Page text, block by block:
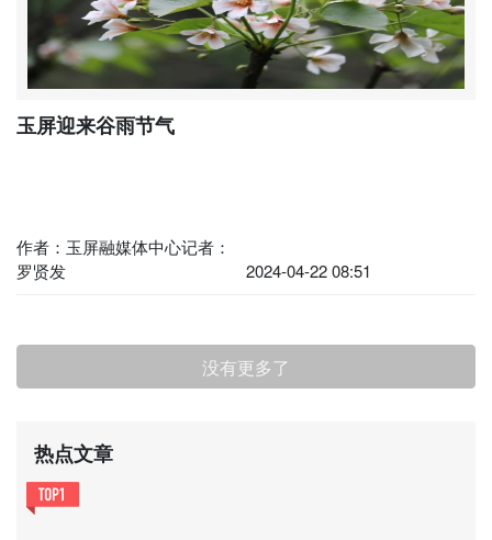
玉屏迎来谷雨节气
作者：玉屏融媒体中心记者：
罗贤发
2024-04-22 08:51
没有更多了
热点文章